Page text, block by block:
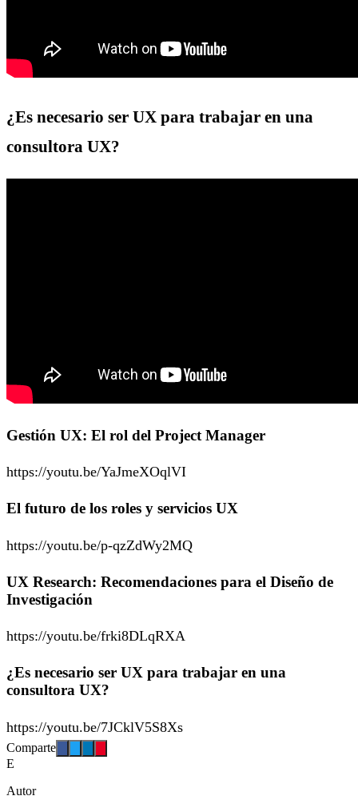
¿Es necesario ser UX para trabajar en una
consultora UX?
Gestión UX: El rol del Project Manager
https://youtu.be/YaJmeXOqlVI
El futuro de los roles y servicios UX
https://youtu.be/p-qzZdWy2MQ
UX Research: Recomendaciones para el Diseño de
Investigación
https://youtu.be/frki8DLqRXA
¿Es necesario ser UX para trabajar en una
consultora UX?
https://youtu.be/7JCklV5S8Xs
Comparte
E
Autor